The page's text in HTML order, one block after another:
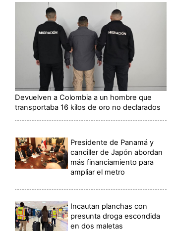
Devuelven a Colombia a un hombre que
transportaba 16 kilos de oro no declarados
Presidente de Panamá y
canciller de Japón abordan
más financiamiento para
ampliar el metro
Incautan planchas con
presunta droga escondida
en dos maletas